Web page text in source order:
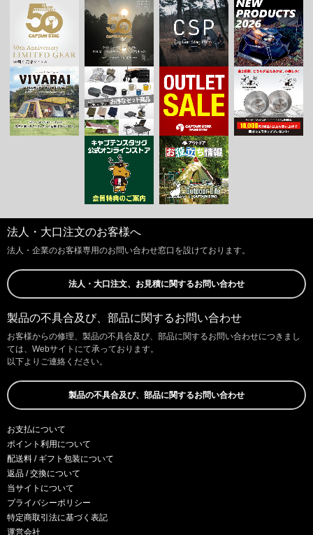
法人・大口注文のお客様へ
法人・企業のお客様専用のお問い合わせ窓口を設けております。
法人・大口注文、お見積に関するお問い合わせ
製品の不具合及び、部品に関するお問い合わせ
お客様からの修理、製品の不具合及び、部品に関するお問い合わせにつきまし
ては、Webサイトにて承っております。
以下よりご連絡ください。
製品の不具合及び、部品に関するお問い合わせ
お支払について
ポイント利用について
配送料 / ギフト包装について
返品 / 交換について
当サイトについて
プライバシーポリシー
特定商取引法に基づく表記
運営会社